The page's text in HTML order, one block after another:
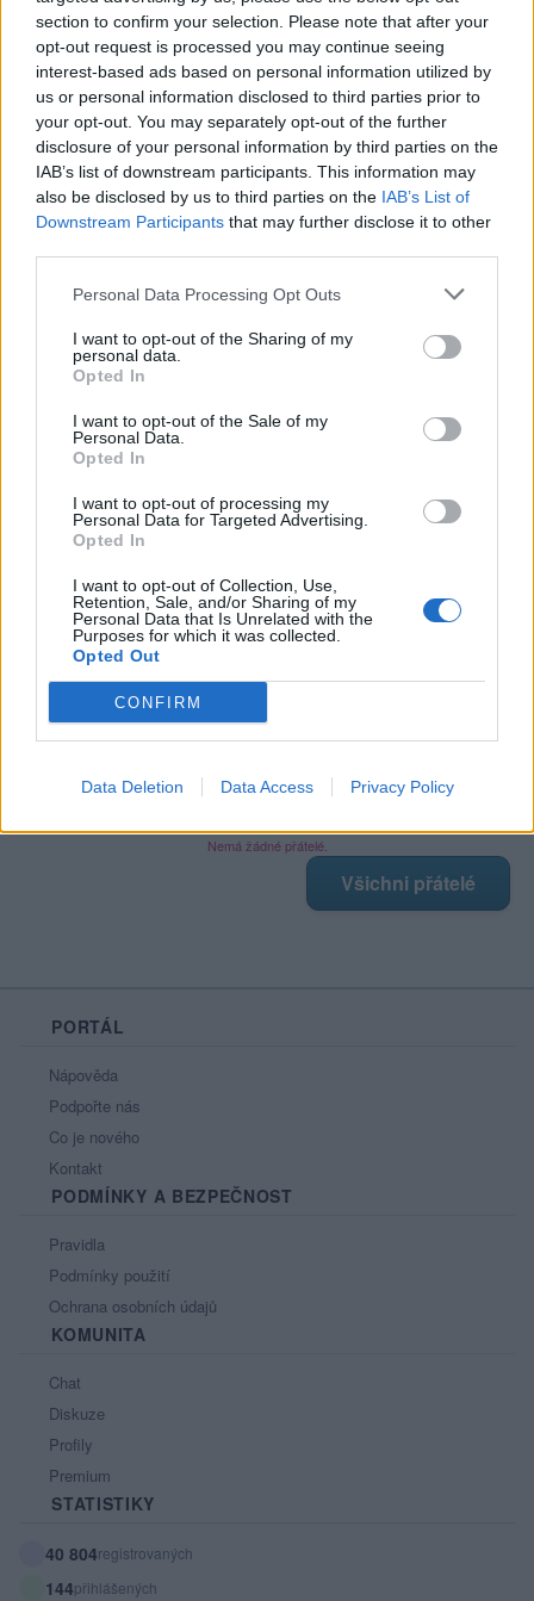
section to confirm your selection. Please note that after your
opt-out request is processed you may continue seeing
interest-based ads based on personal information utilized by
us or personal information disclosed to third parties prior to
your opt-out. You may separately opt-out of the further
disclosure of your personal information by third parties on the
IAB’s list of downstream participants. This information may
also be disclosed by us to third parties on the IAB’s List of
Downstream Participants that may further disclose it to other
Personal Data Processing Opt Outs
I want to opt-out of the Sharing of my
personal data.
Opted In
I want to opt-out of the Sale of my
Personal Data.
Opted In
I want to opt-out of processing my
Personal Data for Targeted Advertising.
Opted In
I want to opt-out of Collection, Use,
Retention, Sale, and/or Sharing of my
Personal Data that Is Unrelated with the
Purposes for which it was collected.
Opted Out
CONFIRM
Data Deletion Data Access Privacy Policy
Věk: ??
Kontakt
Napsat uživateli vzkaz
Informace o profilu a chatu
Online: Není nikde online
Prochatováno: 83.32 hod.
Líbí se:2
Oblibené místnosti
Sledované diskuze
Poslední 3 příspěvky na mé zdi
Zobrazit celou mou zeď
Nemá žádné přátelé.
Všichni přátelé
PORTÁL
Nápověda
Podpořte nás
Co je nového
Kontakt
PODMÍNKY A BEZPEČNOST
Pravidla
Podmínky použití
Ochrana osobních údajů
KOMUNITA
Chat
Diskuze
Profily
Premium
STATISTIKY
40 804registrovaných
144přihlášených